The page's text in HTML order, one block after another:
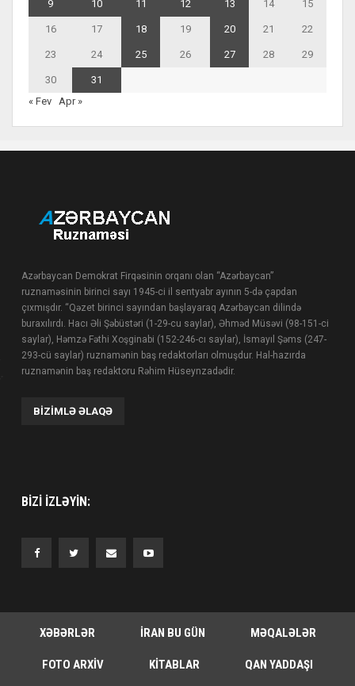
9 10 11 12 13 14 15
16 17 18 19 20 21 22
23 24 25 26 27 28 29
30
31
« Fev Apr »
Azərbaycan Demokrat Firqəsinin orqanı olan “Azərbaycan”
ruznaməsinin birinci sayı 1945-ci il sentyabr ayının 5-də çapdan
çıxmışdır. “Qəzet birinci sayından başlayaraq Azərbaycan dilində
buraxılırdı. Hacı Əli Şəbüstəri (1-29-cu saylar), Əhməd Müsəvi (98-151-ci
saylar), Həmzə Fəthi Xoşginabi (152-246-cı saylar), İsmayıl Şəms (247-
293-cü saylar) ruznamənin baş redaktorları olmuşdur. Hal-hazırda
ruznamənin baş redaktoru Rəhim Hüseynzadədir.
BIZIMLƏ ƏLAQƏ
BIZI IZLƏYIN:
XƏBƏRLƏR İRAN BU GÜN MƏQALƏLƏR
FOTO ARXIV KITABLAR QAN YADDAŞI